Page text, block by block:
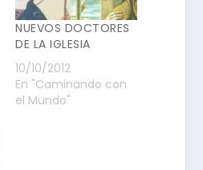
NUEVOS DOCTORES
DE LA IGLESIA
10/10/2012
En "Caminando con
el Mundo"